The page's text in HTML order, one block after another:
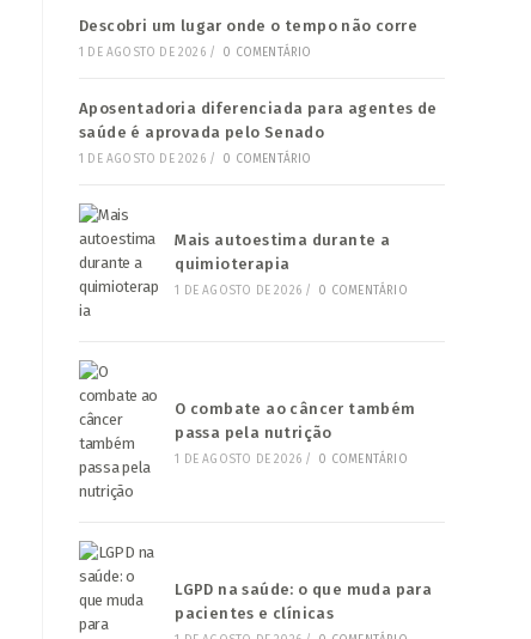
Descobri um lugar onde o tempo não corre
1 DE AGOSTO DE 2026 / 0 COMENTÁRIO
Aposentadoria diferenciada para agentes de
saúde é aprovada pelo Senado
1 DE AGOSTO DE 2026 / 0 COMENTÁRIO
Mais autoestima durante a
quimioterapia
1 DE AGOSTO DE 2026 / 0 COMENTÁRIO
O combate ao câncer também
passa pela nutrição
1 DE AGOSTO DE 2026 / 0 COMENTÁRIO
LGPD na saúde: o que muda para
pacientes e clínicas